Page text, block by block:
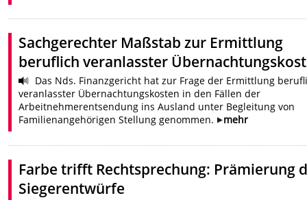
Sachgerechter Maßstab zur Ermittlung
beruflich veranlasster
Das Nds. Finanzgericht hat zur Frage der Ermittlung
veranlasster Übernachtungskosten in den Fällen der
Arbeitnehmerentsendung ins Ausland unter Begleitung von
Familienangehörigen Stellung genommen.
mehr
Farbe trifft Rechtsprechung: Prämierung
Siegerentwürfe